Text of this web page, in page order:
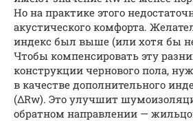
Но на практике этого
акустического комфорта.
индекс был выше (или хотя бы
Чтобы компенсировать эту
конструкции чернового пола,
в качестве дополнительного
(ΔRw). Это улучшит
обратном направлении —